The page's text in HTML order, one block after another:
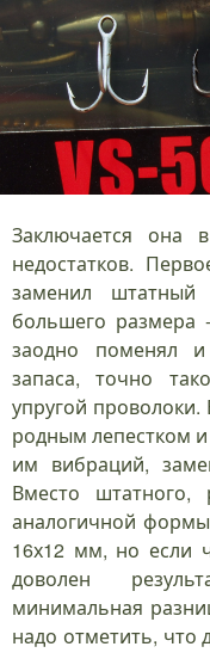
Заключается она
недостатков.
заменил
большего
заодно поменял
запаса, точно
упругой проволоки.
родным лепестком
им вибраций,
Вместо
аналогичной
16х12 мм, но если
доволен
минимальная
надо отметить, что